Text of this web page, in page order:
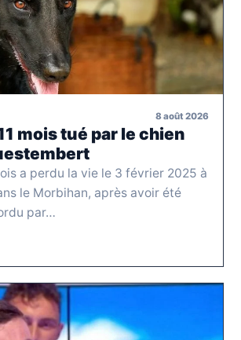
8 août 2026
mois tué par le chien
a perdu la vie le 3 février 2025 à
le Morbihan, après avoir été
par…